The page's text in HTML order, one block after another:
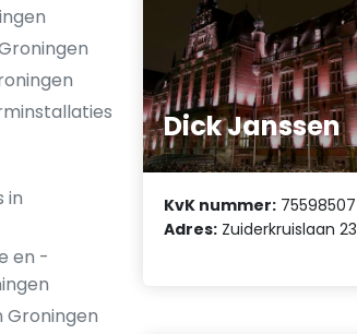
in
en -
Groningen
Dick Janssen
KvK nummer: 75598507
Adres: Zuiderkruislaan 23